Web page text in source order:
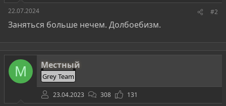
22.07.2024
#2
Заняться больше нечем. Долбоебизм.
М Местный
Grey Team
23.04.2023 308
131